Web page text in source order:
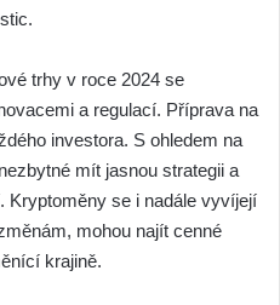
trhy v roce 2024 se
a regulací. Příprava na
investora. S ohledem na
mít jasnou strategii a
Kryptoměny se i nadále vyvíjejí
mohou najít cenné
krajině.